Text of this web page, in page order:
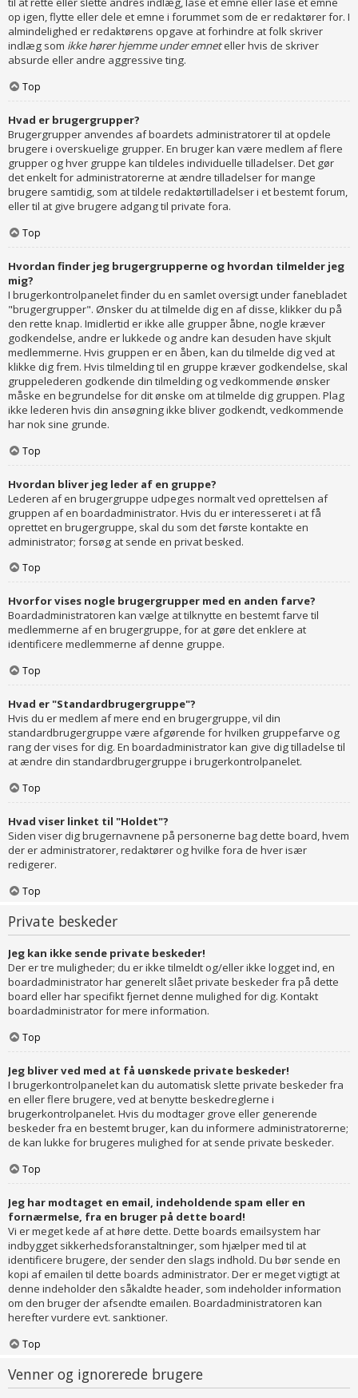
op igen, flytte eller dele et emne i forummet som de er redaktører for. I
almindelighed er redaktørens opgave at forhindre at folk skriver
indlæg som ikke hører hjemme under emneteller hvis de skriver
absurde eller andre aggressive ting.
Top
Hvad er brugergrupper?
Brugergrupper anvendes af boardets administratorer til at opdele
brugere i overskuelige grupper. En bruger kan være medlem af flere
grupper og hver gruppe kan tildeles individuelle tilladelser. Det gør
det enkelt for administratorerne at ændre tilladelser for mange
brugere samtidig, som at tildele redaktørtilladelser i et bestemt forum,
eller til at give brugere adgang til private fora.
Top
Hvordan finder jeg brugergrupperne og hvordan tilmelder jeg
mig?
I brugerkontrolpanelet finder du en samlet oversigt under fanebladet
"brugergrupper". Ønsker du at tilmelde dig en af disse, klikker du på
den rette knap. Imidlertid er ikke alle grupper åbne, nogle kræver
godkendelse, andre er lukkede og andre kan desuden have skjult
medlemmerne. Hvis gruppen er en åben, kan du tilmelde dig ved at
klikke dig frem. Hvis tilmelding til en gruppe kræver godkendelse, skal
gruppelederen godkende din tilmelding og vedkommende ønsker
måske en begrundelse for dit ønske om at tilmelde dig gruppen. Plag
ikke lederen hvis din ansøgning ikke bliver godkendt, vedkommende
har nok sine grunde.
Top
Hvordan bliver jeg leder af en gruppe?
Lederen af en brugergruppe udpeges normalt ved oprettelsen af
gruppen af en boardadministrator. Hvis du er interesseret i at få
oprettet en brugergruppe, skal du som det første kontakte en
administrator; forsøg at sende en privat besked.
Top
Hvorfor vises nogle brugergrupper med en anden farve?
Boardadministratoren kan vælge at tilknytte en bestemt farve til
medlemmerne af en brugergruppe, for at gøre det enklere at
identificere medlemmerne af denne gruppe.
Top
Hvad er "Standardbrugergruppe"?
Hvis du er medlem af mere end en brugergruppe, vil din
standardbrugergruppe være afgørende for hvilken gruppefarve og
rang der vises for dig. En boardadministrator kan give dig tilladelse til
at ændre din standardbrugergruppe i brugerkontrolpanelet.
Top
Hvad viser linket til "Holdet"?
Siden viser dig brugernavnene på personerne bag dette board, hvem
der er administratorer, redaktører og hvilke fora de hver især
redigerer.
Top
Private beskeder
Jeg kan ikke sende private beskeder!
Der er tre muligheder; du er ikke tilmeldt og/eller ikke logget ind, en
boardadministrator har generelt slået private beskeder fra på dette
board eller har specifikt fjernet denne mulighed for dig. Kontakt
boardadministrator for mere information.
Top
Jeg bliver ved med at få uønskede private beskeder!
I brugerkontrolpanelet kan du automatisk slette private beskeder fra
en eller flere brugere, ved at benytte beskedreglerne i
brugerkontrolpanelet. Hvis du modtager grove eller generende
beskeder fra en bestemt bruger, kan du informere administratorerne;
de kan lukke for brugeres mulighed for at sende private beskeder.
Top
Jeg har modtaget en email, indeholdende spam eller en
fornærmelse, fra en bruger på dette board!
Vi er meget kede af at høre dette. Dette boards emailsystem har
indbygget sikkerhedsforanstaltninger, som hjælper med til at
identificere brugere, der sender den slags indhold. Du bør sende en
kopi af emailen til dette boards administrator. Der er meget vigtigt at
denne indeholder den såkaldte header, som indeholder information
om den bruger der afsendte emailen. Boardadministratoren kan
herefter vurdere evt. sanktioner.
Top
Venner og ignorerede brugere